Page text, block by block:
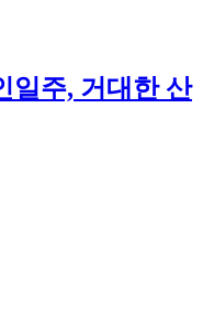
일주, 거대한 산